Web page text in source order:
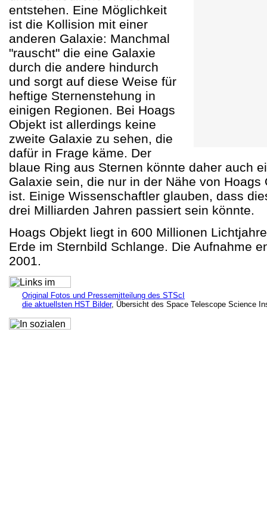
entstehen. Eine Möglichkeit
ist die Kollision mit einer
anderen Galaxie: Manchmal
"rauscht" die eine Galaxie
durch die andere hindurch
und sorgt auf diese Weise für
heftige Sternenstehung in
einigen Regionen. Bei Hoags
Objekt ist allerdings keine
zweite Galaxie zu sehen, die
dafür in Frage käme. Der
blaue Ring aus Sternen könnte daher auch
Galaxie sein, die nur in der Nähe von Hoags
ist. Einige Wissenschaftler glauben, dass
drei Milliarden Jahren passiert sein könnte.
Hoags Objekt liegt in 600 Millionen
Erde im Sternbild Schlange. Die Aufnahme
2001.
Original Fotos und Pressemitteilung des STScI
die aktuellsten HST Bilder, Übersicht des Space Telescope Science